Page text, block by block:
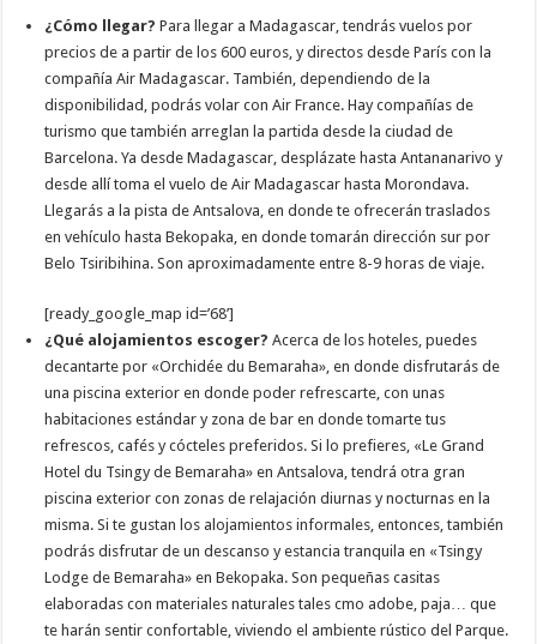
¿Cómo llegar? Para llegar a Madagascar, tendrás vuelos por
precios de a partir de los 600 euros, y directos desde París con la
compañía Air Madagascar. También, dependiendo de la
disponibilidad, podrás volar con Air France. Hay compañías de
turismo que también arreglan la partida desde la ciudad de
Barcelona. Ya desde Madagascar, desplázate hasta Antananarivo y
desde allí toma el vuelo de Air Madagascar hasta Morondava.
Llegarás a la pista de Antsalova, en donde te ofrecerán traslados
en vehículo hasta Bekopaka, en donde tomarán dirección sur por
Belo Tsiribihina. Son aproximadamente entre 8-9 horas de viaje.
[ready_google_map id=’68’]
¿Qué alojamientos escoger? Acerca de los hoteles, puedes
decantarte por «Orchidée du Bemaraha», en donde disfrutarás de
una piscina exterior en donde poder refrescarte, con unas
habitaciones estándar y zona de bar en donde tomarte tus
refrescos, cafés y cócteles preferidos. Si lo prefieres, «Le Grand
Hotel du Tsingy de Bemaraha» en Antsalova, tendrá otra gran
piscina exterior con zonas de relajación diurnas y nocturnas en la
misma. Si te gustan los alojamientos informales, entonces, también
podrás disfrutar de un descanso y estancia tranquila en «Tsingy
Lodge de Bemaraha» en Bekopaka. Son pequeñas casitas
elaboradas con materiales naturales tales cmo adobe, paja… que
te harán sentir confortable, viviendo el ambiente rústico del Parque.